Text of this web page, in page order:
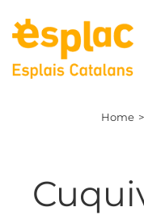
content
Home